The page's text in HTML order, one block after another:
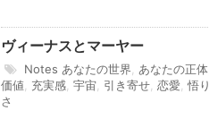
ヴィーナスとマーヤー
Notes あなたの世界 あなたの正体
価値 充実感 宇宙 引き寄せ 恋愛 悟り
さ